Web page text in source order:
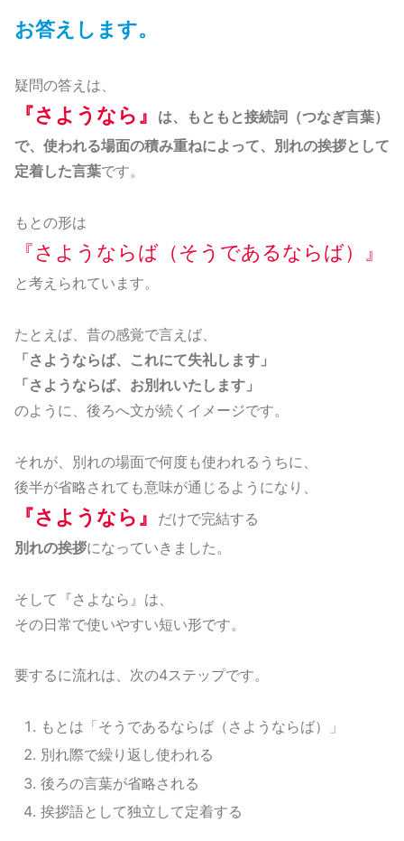
お答えします。
疑問の答えは、
『さようなら』
は、もともと接続詞（つなぎ言葉）
で、使われる場面の積み重ねによって、別れの挨拶として
定着した言葉です。
もとの形は
『さようならば（そうであるならば）』
と考えられています。
たとえば、昔の感覚で言えば、
「さようならば、これにて失礼します」
「さようならば、お別れいたします」
のように、後ろへ文が続くイメージです。
それが、別れの場面で何度も使われるうちに、
後半が省略されても意味が通じるようになり、
『さようなら』
だけで完結する
別れの挨拶になっていきました。
そして『さよなら』は、
その日常で使いやすい短い形です。
要するに流れは、次の4ステップです。
もとは「そうであるならば（さようならば）」
別れ際で繰り返し使われる
後ろの言葉が省略される
挨拶語として独立して定着する